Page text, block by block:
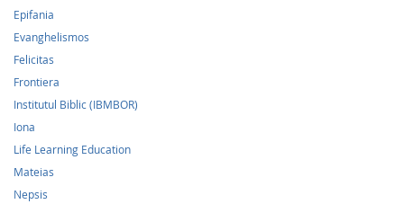
Epifania
Evanghelismos
Felicitas
Frontiera
Institutul Biblic (IBMBOR)
Iona
Life Learning Education
Mateias
Nepsis